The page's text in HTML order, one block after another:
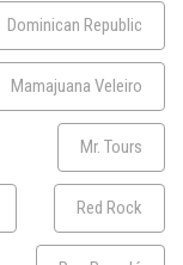
Dominican Republic
Mamajuana Veleiro
Mr. Tours
Red Rock